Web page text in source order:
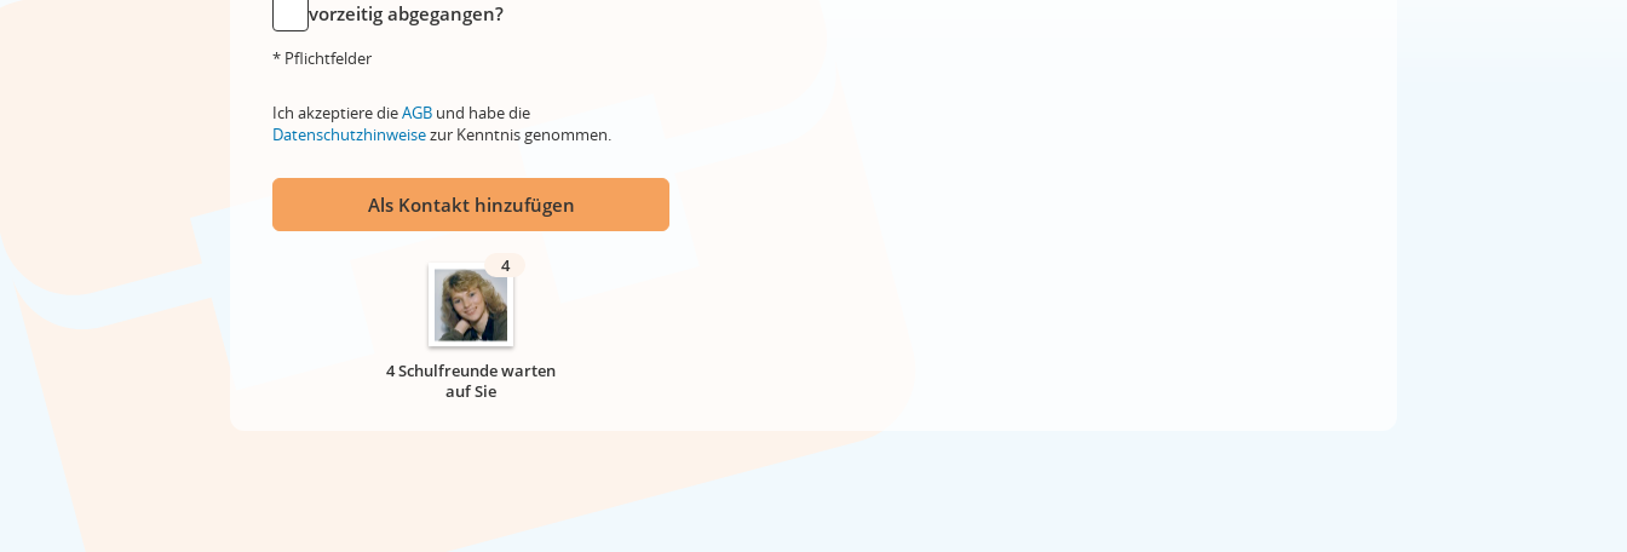
vorzeitig abgegangen?
* Pflichtfelder
Ich akzeptiere dieAGB und habe die
Datenschutzhinweisezur Kenntnis genommen.
Als Kontakt hinzufügen
4
4 Schulfreunde warten
auf Sie